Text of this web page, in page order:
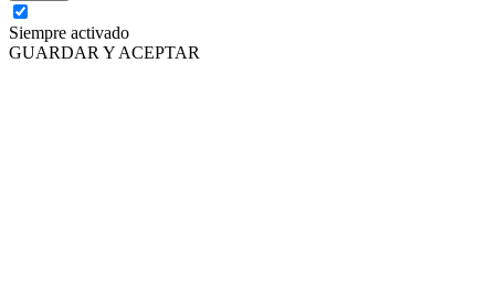
Siempre activado
GUARDAR Y ACEPTAR